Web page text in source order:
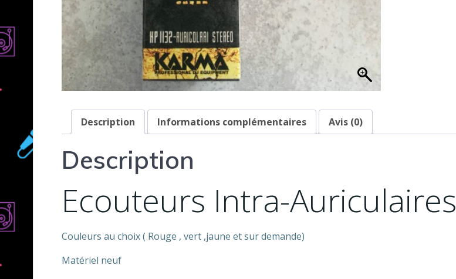
Description Informations complémentaires Avis (0)
Description
Ecouteurs Intra-Auriculaires
Couleurs au choix ( Rouge , vert ,jaune et sur demande)
Matériel neuf